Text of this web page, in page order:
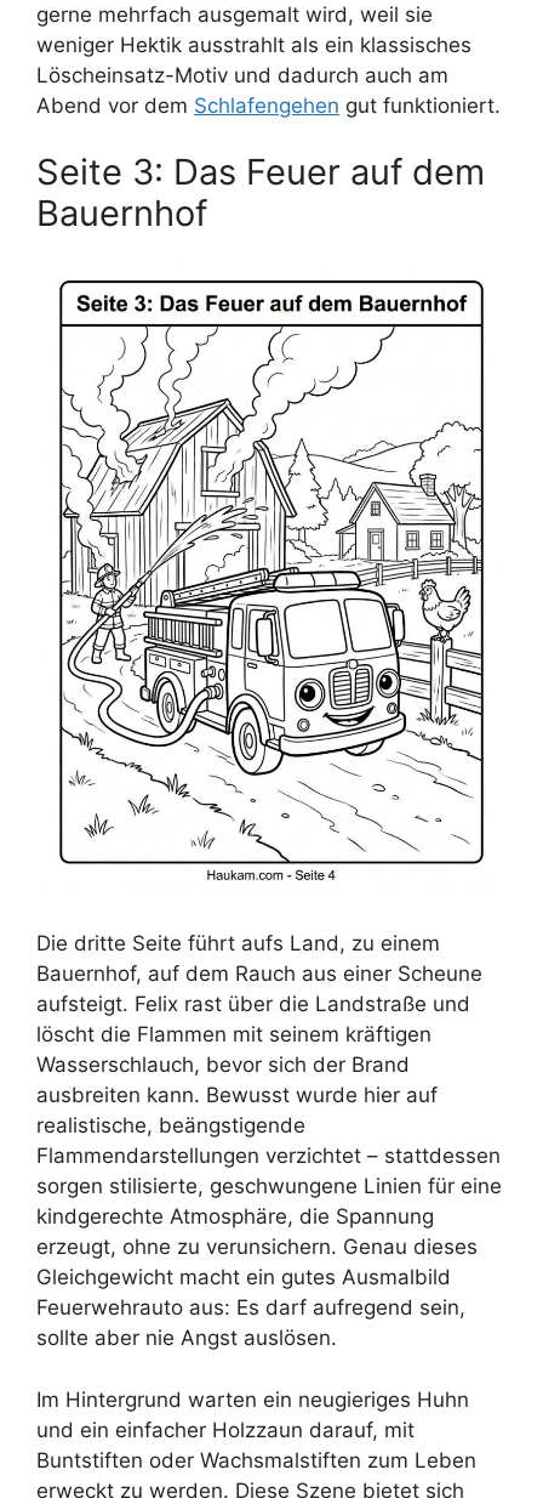
gerne mehrfach ausgemalt wird, weil sie
weniger Hektik ausstrahlt als ein klassisches
Löscheinsatz-Motiv und dadurch auch am
Abend vor dem Schlafengehen gut funktioniert.
Seite 3: Das Feuer auf dem
Bauernhof
Die dritte Seite führt aufs Land, zu einem
Bauernhof, auf dem Rauch aus einer Scheune
aufsteigt. Felix rast über die Landstraße und
löscht die Flammen mit seinem kräftigen
Wasserschlauch, bevor sich der Brand
ausbreiten kann. Bewusst wurde hier auf
realistische, beängstigende
Flammendarstellungen verzichtet – stattdessen
sorgen stilisierte, geschwungene Linien für eine
kindgerechte Atmosphäre, die Spannung
erzeugt, ohne zu verunsichern. Genau dieses
Gleichgewicht macht ein gutes Ausmalbild
Feuerwehrauto aus: Es darf aufregend sein,
sollte aber nie Angst auslösen.
Im Hintergrund warten ein neugieriges Huhn
und ein einfacher Holzzaun darauf, mit
Buntstiften oder Wachsmalstiften zum Leben
erweckt zu werden. Diese Szene bietet sich